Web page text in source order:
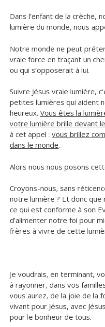
Dans l’enfant de la crèche,
lumière du monde, nous
Notre monde ne peut
vraie force en traçant un
ou qui s’opposerait à lui.
Suivre Jésus vraie lumière,
petites lumières qui aident
heureux. Vous êtes la
votre lumière brille devant
à cet appel : vous brillez
dans le monde.
Alors nous nous posons
Croyons-nous, sans
notre lumière ? Et donc
ce qui est conforme à son
d’alimenter notre foi pour
frères à vivre de cette
Je voudrais, en terminant,
à rayonner, dans vos
vous aurez, de la joie de la
vivant pour Jésus, avec
pour le bonheur de tous.